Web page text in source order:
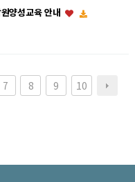
양성교육 안내
7 8 9 10